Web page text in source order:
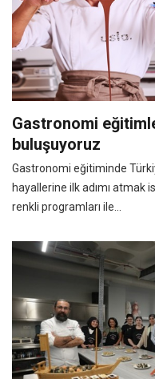
Gastronomi
buluşuyoruz
Gastronomi eğitiminde
hayallerine ilk adımı atmak
renkli programları ile...